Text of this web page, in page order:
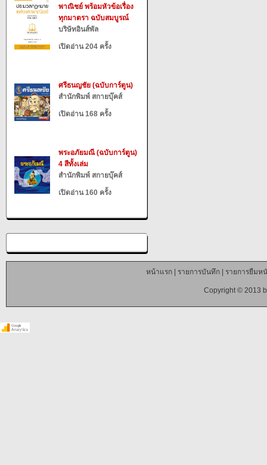
พาณิชย์ พร้อมหัวข้อเรื่อง
ทุกมาตรา ฉบับสมบูรณ์
บริษัทอินส์พัล
เปิดอ่าน 204 ครั้ง
ศรีธนญชัย (ฉบับการ์ตูน)
สำนักพิมพ์ สกายบุ๊คส์
เปิดอ่าน 168 ครั้ง
พระอภัยมณี (ฉบับการ์ตูน)
4 สีทั้งเล่ม
สำนักพิมพ์ สกายบุ๊คส์
เปิดอ่าน 160 ครั้ง
หน้าแรก| รายการบันทึก| รายการยืมห
Copyright © 2013